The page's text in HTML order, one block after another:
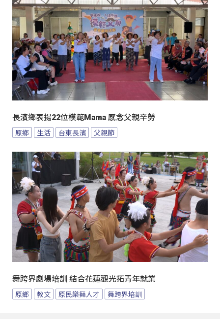
長濱鄉表揚22位模範Mama 感念父親辛勞
原鄉 生活 台東長濱 父親節
舞跨界劇場培訓 結合花蓮觀光拓青年就業
原鄉 教文 原民樂舞人才 舞跨界培訓